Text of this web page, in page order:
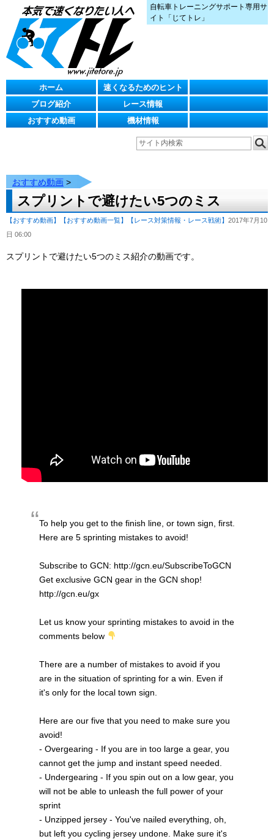
自転車トレーニングサポート専用サ
イト「じてトレ」
ホーム
速くなるためのヒント
ブログ紹介
レース情報
おすすめ動画
機材情報
おすすめ動画 >
スプリントで避けたい5つのミス
【おすすめ動画】 【おすすめ動画一覧】 【レース対策情報・レース戦術】 2017年7月10
日 06:00
スプリントで避けたい5つのミス紹介の動画です。
To help you get to the finish line, or town sign, first.
Here are 5 sprinting mistakes to avoid!
Subscribe to GCN: http://gcn.eu/SubscribeToGCN
Get exclusive GCN gear in the GCN shop!
http://gcn.eu/gx
Let us know your sprinting mistakes to avoid in the
comments below
There are a number of mistakes to avoid if you
are in the situation of sprinting for a win. Even if
it's only for the local town sign.
Here are our five that you need to make sure you
avoid!
- Overgearing - If you are in too large a gear, you
cannot get the jump and instant speed needed.
- Undergearing - If you spin out on a low gear, you
will not be able to unleash the full power of your
sprint
- Unzipped jersey - You've nailed everything, oh,
but left you cycling jersey undone. Make sure it's